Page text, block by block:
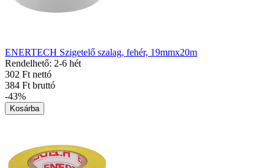
ENERTECH Szigetelő szalag, fehér, 19mmx20m
Rendelhető: 2-6 hét
302 Ft nettó
384 Ft bruttó
-43%
Kosárba